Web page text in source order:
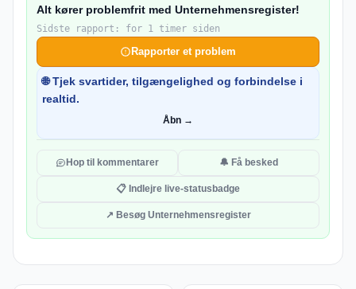
Alt kører problemfrit med Unternehmensregister!
Sidste rapport: for 1 timer siden
Rapporter et problem
🌐 Tjek svartider, tilgængelighed og forbindelse i
realtid.
Åbn →
Hop til kommentarer 🔔 Få besked
📋 Indlejre live-statusbadge
↗ Besøg Unternehmensregister